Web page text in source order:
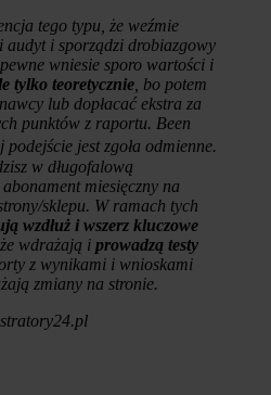
tego typu, że weźmie
audyt i sporządzi drobiazgowy
wniesie sporo wartości i
tylko teoretycznie , bo potem
lub dopłacać ekstra za
punktów z raportu. Been
jest zgoła odmienne.
w długofalową
miesięczny na
sklepu. W ramach tych
wzdłuż i wszerz kluczowe
wdrażają i prowadzą testy
z wynikami i wnioskami
zmiany na stronie.